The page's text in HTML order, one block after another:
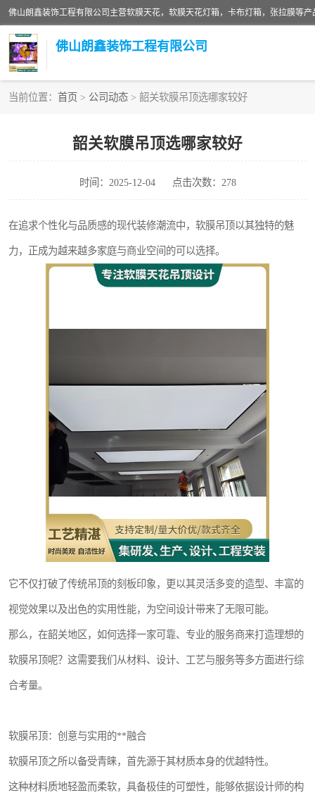
佛山朗鑫装饰工程有限公司
当前位置： 首页 > 公司动态 > 韶关软膜吊顶选哪家较好
韶关软膜吊顶选哪家较好
时间：2025-12-04 点击次数：278
在追求个性化与品质感的现代装修潮流中，软膜吊顶以其独特的魅
力，正成为越来越多家庭与商业空间的可以选择。
它不仅打破了传统吊顶的刻板印象，更以其灵活多变的造型、丰富的
视觉效果以及出色的实用性能，为空间设计带来了无限可能。
那么，在韶关地区，如何选择一家可靠、专业的服务商来打造理想的
软膜吊顶呢？这需要我们从材料、设计、工艺与服务等多方面进行综
合考量。
软膜吊顶：创意与实用的**融合
软膜吊顶之所以备受青睐，首先源于其材质本身的优越特性。
这种材料质地轻盈而柔软，具备极佳的可塑性，能够依据设计师的构